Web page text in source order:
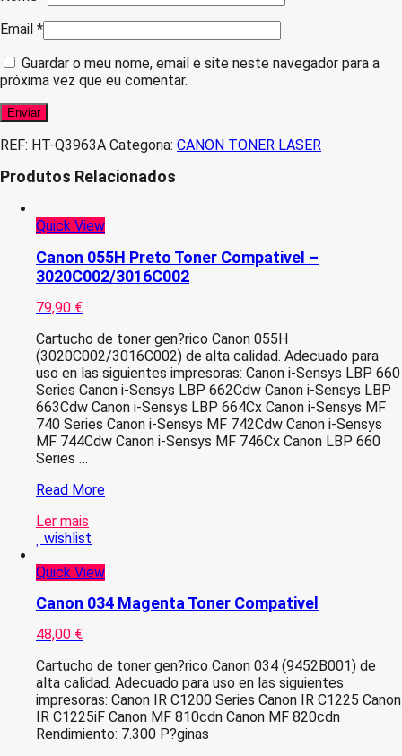
Email *
Guardar o meu nome, email e site neste navegador para a
próxima vez que eu comentar.
REF: HT-Q3963A Categoria: CANON TONER LASER
Produtos Relacionados
Quick View
Canon 055H Preto Toner Compativel –
3020C002/3016C002
79,90 €
Cartucho de toner gen?rico Canon 055H
(3020C002/3016C002) de alta calidad. Adecuado para
uso en las siguientes impresoras: Canon i-Sensys LBP 660
Series Canon i-Sensys LBP 662Cdw Canon i-Sensys LBP
663Cdw Canon i-Sensys LBP 664Cx Canon i-Sensys MF
740 Series Canon i-Sensys MF 742Cdw Canon i-Sensys
MF 744Cdw Canon i-Sensys MF 746Cx Canon LBP 660
Series …
Canon
Preto
Toner
–
Read More
Ler mais
wishlist
Quick View
Canon 034 Magenta Toner Compativel
48,00 €
Cartucho de toner gen?rico Canon 034 (9452B001) de
alta calidad. Adecuado para uso en las siguientes
impresoras: Canon IR C1200 Series Canon IR C1225 Canon
IR C1225iF Canon MF 810cdn Canon MF 820cdn
Rendimiento: 7.300 P?ginas